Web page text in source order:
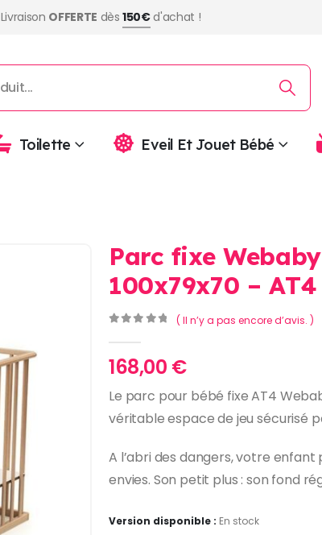
Livraison OFFERTE dès150€d'achat !
Toilette Eveil Et Jouet Bébé
Parc fixe
100x79x70 – AT4
( Il n’y a pas encore d’avis. )
168,00 €
Le parc pour bébé fixe AT4
véritable espace de jeu sécurisé
A l’abri des dangers, votre
envies. Son petit plus : son fond
Version disponible : En stock